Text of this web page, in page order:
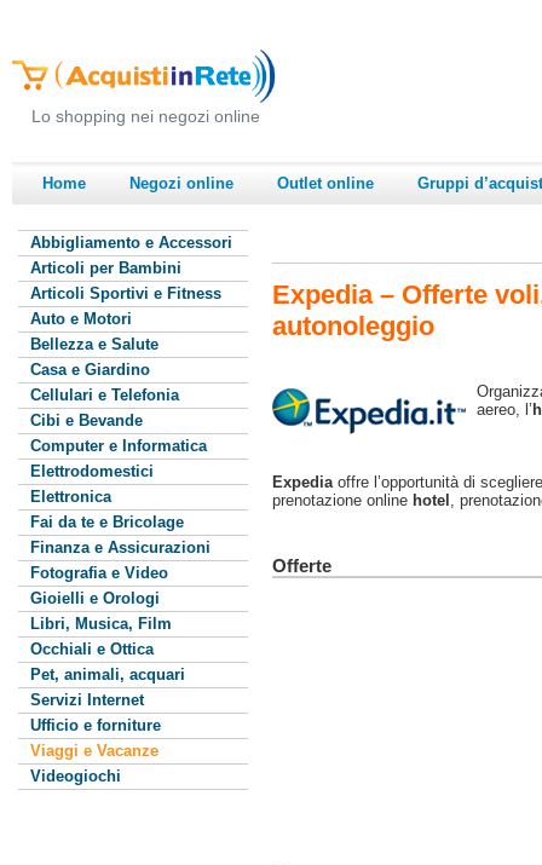
Lo shopping nei negozi online
Home Negozi online Outlet online Gruppi
Abbigliamento e Accessori
Articoli per Bambini
Articoli Sportivi e Fitness
Auto e Motori
Bellezza e Salute
Casa e Giardino
Cellulari e Telefonia
Cibi e Bevande
Computer e Informatica
Elettrodomestici
Elettronica
Fai da te e Bricolage
Finanza e Assicurazioni
Fotografia e Video
Gioielli e Orologi
Libri, Musica, Film
Occhiali e Ottica
Pet, animali, acquari
Servizi Internet
Ufficio e forniture
Viaggi e Vacanze
Videogiochi
Expedia – Offerte
autonoleggio
aereo, l’
Expediaoffre l’opportunità di
prenotazione online hotel ,
Offerte